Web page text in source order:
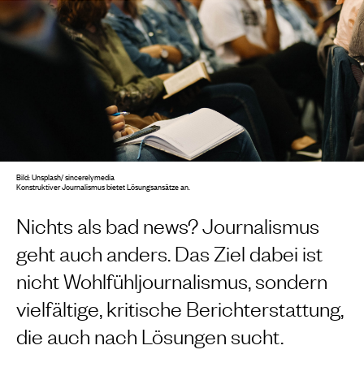
Nichts als bad news? Journalismus
geht auch anders. Das Ziel dabei ist
nicht Wohlfühljournalismus, sondern
vielfältige, kritische Berichterstattung,
die auch nach Lösungen sucht.
Bild: Unsplash/ sincerelymedia
Konstruktiver Journalismus bietet Lösungsansätze an.